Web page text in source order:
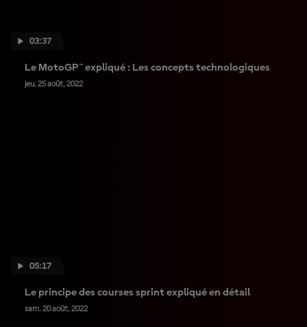
03:37
Le MotoGP™ expliqué : Les concepts technologiques
jeu. 25 août, 2022
05:17
Le principe des courses sprint expliqué en détail
sam. 20 août, 2022